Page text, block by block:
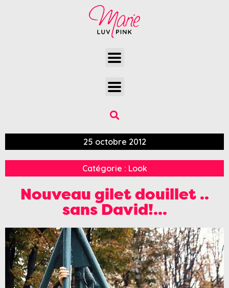
25 octobre 2012
Catégorie : Look
Nouveau gilet douillet ..
sans David!…